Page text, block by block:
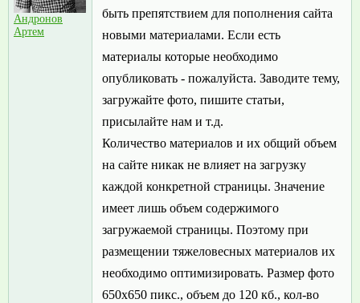
Андронов
Артем
быть препятствием для пополнения сайта
новыми материалами. Если есть
материалы которые необходимо
опубликовать - пожалуйста. Заводите тему,
загружайте фото, пишите статьи,
присылайте нам и т.д.
Количество материалов и их общий объем
на сайте никак не влияет на загрузку
каждой конкретной страницы. Значение
имеет лишь объем содержимого
загружаемой страницы. Поэтому при
размещении тяжеловесных материалов их
необходимо оптимизировать. Размер фото
650x650 пикс., объем до 120 кб., кол-во